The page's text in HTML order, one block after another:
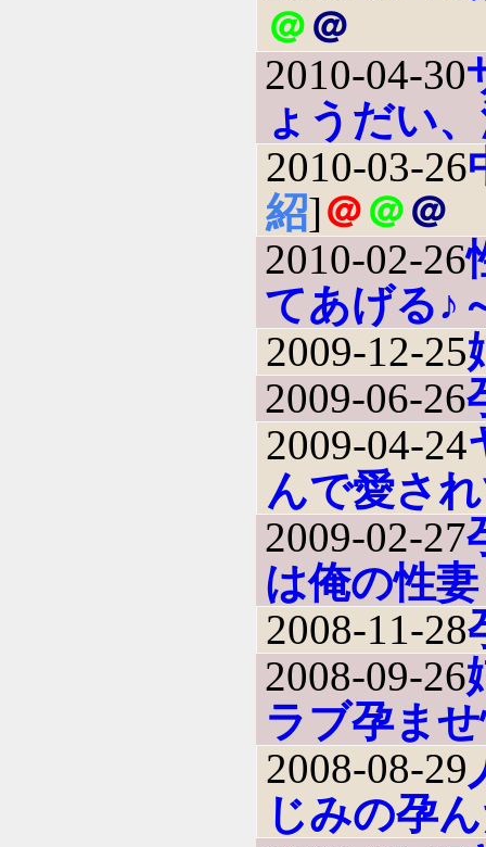
＠＠
2010-04-30
ょうだい
2010-03-26
紹]＠＠＠
2010-02-26
てあげる♪
2009-12-25
2009-06-26
2009-04-24
んで愛さ
2009-02-27
は俺の性
2008-11-28
2008-09-26
ラブ孕ま
2008-08-29
じみの孕